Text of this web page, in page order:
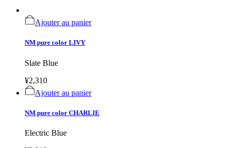
Ajouter au panier
NM pure color LIVY
Slate Blue
¥2,310
Ajouter au panier
NM pure color CHARLIE
Electric Blue